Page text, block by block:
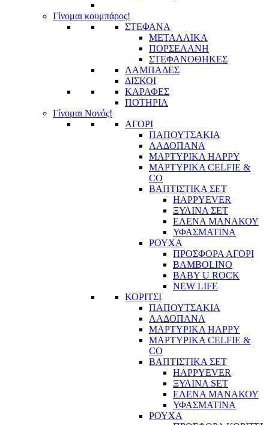
Γίνομαι κουμπάρος!
ΣΤΕΦΑΝΑ
ΜΕΤΑΛΛΙΚΑ
ΠΟΡΣΕΛΑΝΗ
ΣΤΕΦΑΝΟΘΗΚΕΣ
ΛΑΜΠΑΔΕΣ
ΔΙΣΚΟΙ
ΚΑΡΑΦΕΣ
ΠΟΤΗΡΙΑ
Γίνομαι Νονός!
ΑΓΟΡΙ
ΠΑΠΟΥΤΣΑΚΙΑ
ΛΑΔΟΠΑΝΑ
ΜΑΡΤΥΡΙΚΑ HAPPY
ΜΑΡΤΥΡΙΚΑ CELFIE &
CO
ΒΑΠΤΙΣΤΙΚΑ ΣΕΤ
HAPPYEVER
ΞΥΛΙΝΑ ΣΕΤ
ΕΛΕΝΑ ΜΑΝΑΚΟΥ
ΥΦΑΣΜΑΤΙΝΑ
ΡΟΥΧΑ
ΠΡΟΣΦΟΡΑ ΑΓΟΡΙ
BAMBOLINO
BABY U ROCK
NEW LIFE
ΚΟΡΙΤΣΙ
ΠΑΠΟΥΤΣΑΚΙΑ
ΛΑΔΟΠΑΝΑ
ΜΑΡΤΥΡΙΚΑ HAPPY
ΜΑΡΤΥΡΙΚΑ CELFIE &
CO
ΒΑΠΤΙΣΤΙΚΑ ΣΕΤ
HAPPYEVER
ΞΥΛΙΝΑ SET
ΕΛΕΝΑ ΜΑΝΑΚΟΥ
ΥΦΑΣΜΑΤΙΝΑ
ΡΟΥΧΑ